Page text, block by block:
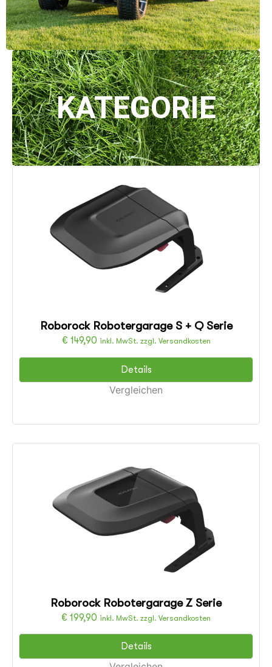
KATEGORIE
Roborock Robotergarage S + Q Serie
€ 149,90 inkl. MwSt. zzgl. Versandkosten
Details
Vergleichen
Roborock Robotergarage Z Serie
€ 199,90 inkl. MwSt. zzgl. Versandkosten
Details